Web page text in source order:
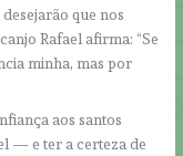
que nos
Rafael afirma: “Se
minha, mas por
aos santos
— e ter a certeza de